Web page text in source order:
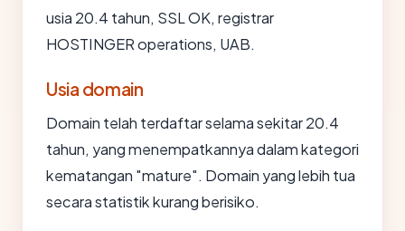
usia 20.4 tahun, SSL OK, registrar
HOSTINGER operations, UAB.
Usia domain
Domain telah terdaftar selama sekitar 20.4
tahun, yang menempatkannya dalam kategori
kematangan "mature". Domain yang lebih tua
secara statistik kurang berisiko.